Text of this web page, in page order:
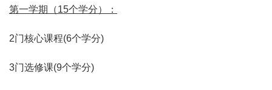
第一学期（15个学分）：
2门核心课程(6个学分)
3门选修课(9个学分)